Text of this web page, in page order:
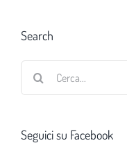
Search
Seguici su Facebook